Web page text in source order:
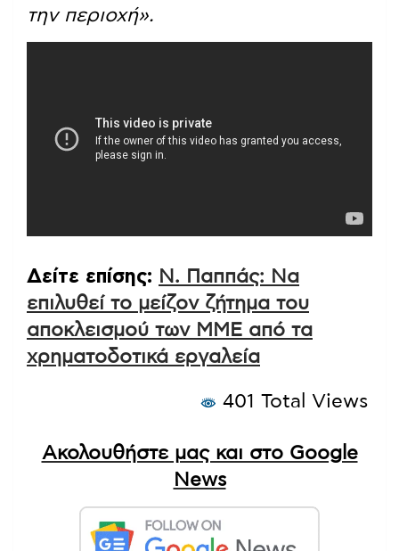
την περιοχή».
Δείτε επίσης: Ν. Παππάς: Να
επιλυθεί το μείζον ζήτημα του
αποκλεισμού των ΜΜΕ από τα
χρηματοδοτικά εργαλεία
401 Total Views
Ακολουθήστε μας και στο Google
News